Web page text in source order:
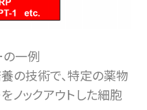
一例
の技術で、特定の薬物
ノックアウトした細胞